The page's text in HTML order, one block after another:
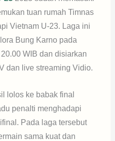
tuan rumah Timnas
Vietnam U-23. Laga ini
Bung Karno pada
WIB dan disiarkan
dan live streaming Vidio.
lolos ke babak final
penalti menghadapi
Pada laga tersebut
sama kuat dan